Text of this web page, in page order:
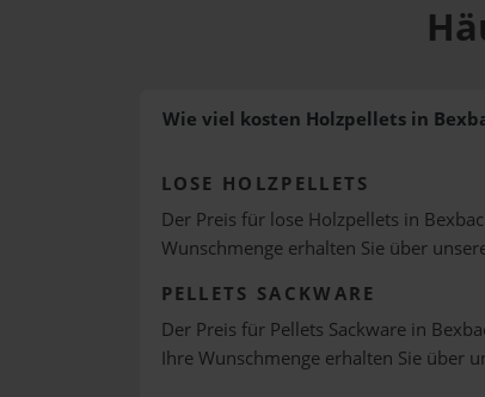
Wie viel kosten Holzpellets in
LOSE HOLZPELLETS
Der Preis für lose Holzpellets in
Wunschmenge erhalten Sie über
PELLETS SACKWARE
Der Preis für Pellets Sackware in
Ihre Wunschmenge erhalten Sie über